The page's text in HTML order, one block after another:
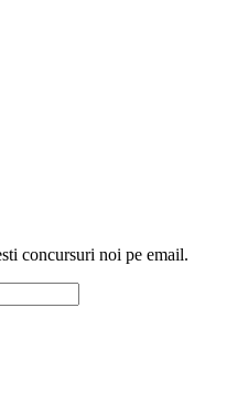
concursuri noi pe email.